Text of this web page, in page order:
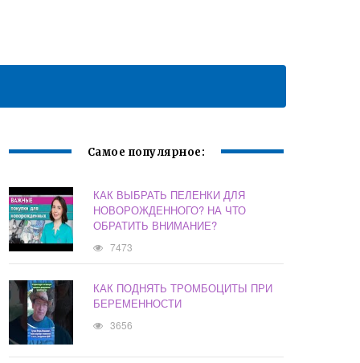
Самое популярное:
КАК ВЫБРАТЬ ПЕЛЕНКИ ДЛЯ
НОВОРОЖДЕННОГО? НА ЧТО
ОБРАТИТЬ ВНИМАНИЕ?
7473
КАК ПОДНЯТЬ ТРОМБОЦИТЫ ПРИ
БЕРЕМЕННОСТИ
3656